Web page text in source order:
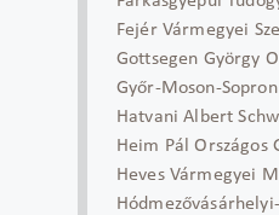
Fejér Vármegyei
Gottsegen György
Győr-Moson-
Hatvani Albert
Heim Pál Országos
Heves Vármegyei